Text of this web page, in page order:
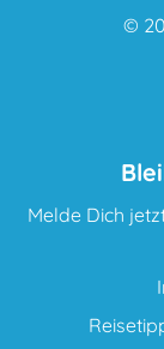
©
Melde Dich